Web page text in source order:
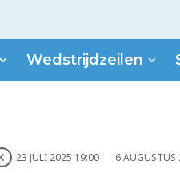
Wedstrijdzeilen
23 JULI 2025 19:00 6